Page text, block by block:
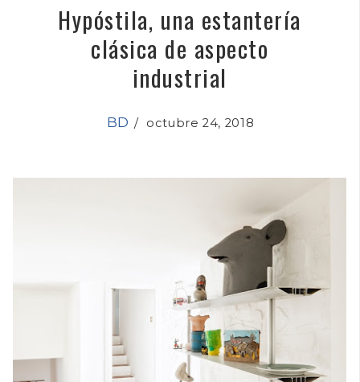
Hypóstila, una estantería
clásica de aspecto
industrial
BD / octubre 24, 2018